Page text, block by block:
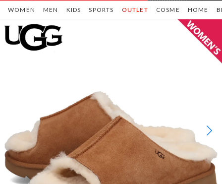
WOMEN MEN KIDS SPORTS COSME HOME
OUTLET